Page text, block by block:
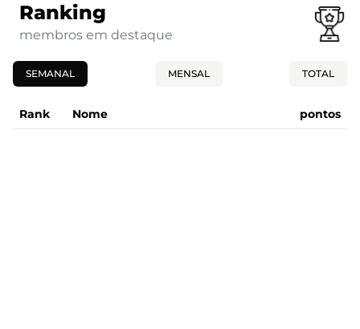
Ranking
membros em destaque
SEMANAL MENSAL TOTAL
Rank Nome pontos